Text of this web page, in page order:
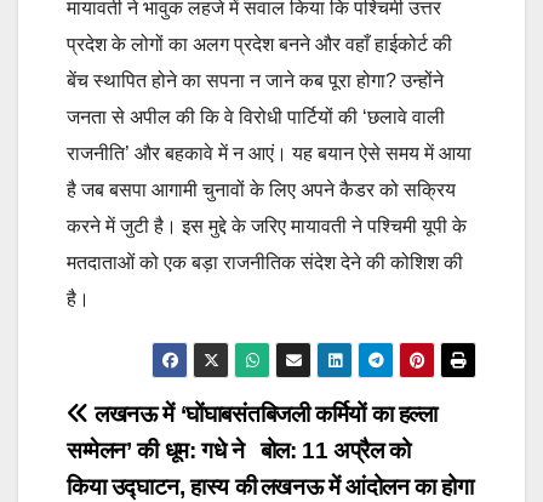
मायावती ने भावुक लहजे में सवाल किया कि पश्चिमी उत्तर
प्रदेश के लोगों का अलग प्रदेश बनने और वहाँ हाईकोर्ट की
बेंच स्थापित होने का सपना न जाने कब पूरा होगा? उन्होंने
जनता से अपील की कि वे विरोधी पार्टियों की ‘छलावे वाली
राजनीति’ और बहकावे में न आएं। यह बयान ऐसे समय में आया
है जब बसपा आगामी चुनावों के लिए अपने कैडर को सक्रिय
करने में जुटी है। इस मुद्दे के जरिए मायावती ने पश्चिमी यूपी के
मतदाताओं को एक बड़ा राजनीतिक संदेश देने की कोशिश की
है।
Post
navigation
बिजली कर्मियों का हल्ला
बोल: 11 अप्रैल को
लखनऊ में आंदोलन का होगा
लखनऊ में ‘घोंघाबसंत
सम्मेलन’ की धूम: गधे ने
किया उद्घाटन, हास्य की